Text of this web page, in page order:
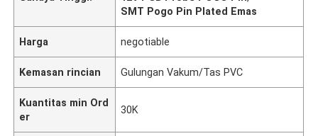
SMT Pogo Pin Plated Emas
Harga negotiable
Kemasan rincian Gulungan Vakum/Tas PVC
Kuantitas min Ord
er
30K